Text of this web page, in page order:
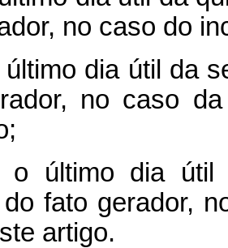
no caso do
dia útil da
no caso
último dia útil
fato gerador,
artigo.